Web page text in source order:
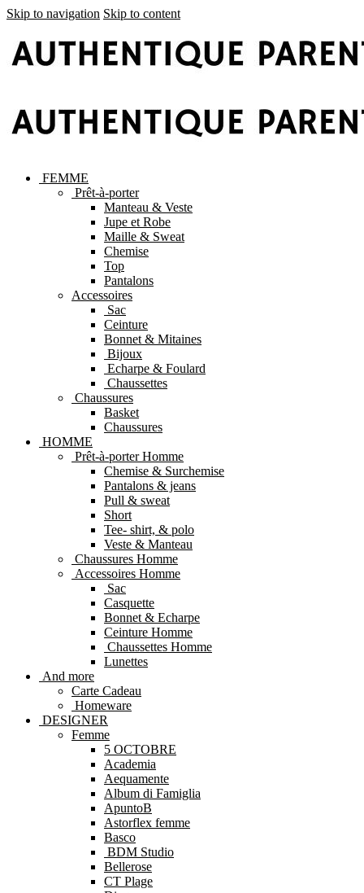
Skip to navigation Skip to content
FEMME
Prêt-à-porter
Manteau & Veste
Jupe et Robe
Maille & Sweat
Chemise
Top
Pantalons
Accessoires
Sac
Ceinture
Bonnet & Mitaines
Bijoux
Echarpe & Foulard
Chaussettes
Chaussures
Basket
Chaussures
HOMME
Prêt-à-porter Homme
Chemise & Surchemise
Pantalons & jeans
Pull & sweat
Short
Tee- shirt, & polo
Veste & Manteau
Chaussures Homme
Accessoires Homme
Sac
Casquette
Bonnet & Echarpe
Ceinture Homme
Chaussettes Homme
Lunettes
And more
Carte Cadeau
Homeware
DESIGNER
Femme
5 OCTOBRE
Academia
Aequamente
Album di Famiglia
ApuntoB
Astorflex femme
Basco
BDM Studio
Bellerose
CT Plage